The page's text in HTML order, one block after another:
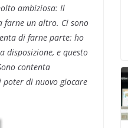
ambiziosa: Il
farne un altro. Ci sono
di farne parte: ho
disposizione, e questo
contenta
di nuovo giocare